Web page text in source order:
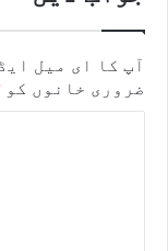
آپ کا ای میل
ضروری خانوں کو